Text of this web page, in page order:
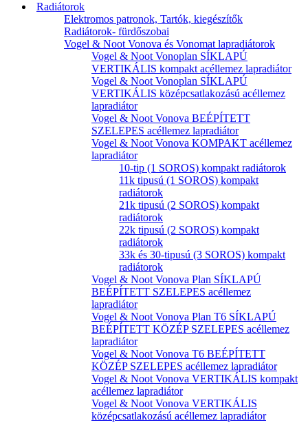
Radiátorok
Elektromos patronok, Tartók, kiegészítők
Radiátorok- fürdőszobai
Vogel & Noot Vonova és Vonomat lapradiátorok
Vogel & Noot Vonoplan SÍKLAPÚ
VERTIKÁLIS kompakt acéllemez lapradiátor
Vogel & Noot Vonoplan SÍKLAPÚ
VERTIKÁLIS középcsatlakozású acéllemez
lapradiátor
Vogel & Noot Vonova BEÉPÍTETT
SZELEPES acéllemez lapradiátor
Vogel & Noot Vonova KOMPAKT acéllemez
lapradiátor
10-tip (1 SOROS) kompakt radiátorok
11k tipusú (1 SOROS) kompakt
radiátorok
21k tipusú (2 SOROS) kompakt
radiátorok
22k tipusú (2 SOROS) kompakt
radiátorok
33k és 30-tipusú (3 SOROS) kompakt
radiátorok
Vogel & Noot Vonova Plan SÍKLAPÚ
BEÉPÍTETT SZELEPES acéllemez
lapradiátor
Vogel & Noot Vonova Plan T6 SÍKLAPÚ
BEÉPÍTETT KÖZÉP SZELEPES acéllemez
lapradiátor
Vogel & Noot Vonova T6 BEÉPÍTETT
KÖZÉP SZELEPES acéllemez lapradiátor
Vogel & Noot Vonova VERTIKÁLIS kompakt
acéllemez lapradiátor
Vogel & Noot Vonova VERTIKÁLIS
középcsatlakozású acéllemez lapradiátor